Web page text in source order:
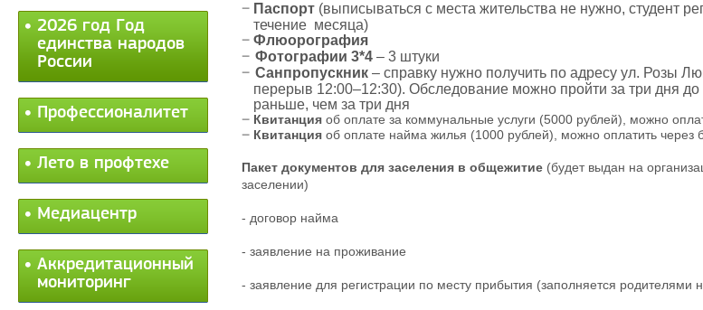
2026 год Год
единства народов
России
Профессионалитет
Лето в профтехе
Медиацентр
Аккредитационный
мониторинг
Паспорт (выписываться с места жительства не нужно, студент
течение месяца)
Флюорография
Фотографии 3*4 – 3 штуки
Санпропускник – справку нужно получить по адресу ул. Розы
перерыв 12:00–12:30). Обследование можно пройти за три дня до
раньше, чем за три дня
Квитанция об оплате за коммунальные услуги (5000 рублей), можно
Квитанция об оплате найма жилья (1000 рублей), можно оплатить через
Пакет документов для заселения в общежитие (будет выдан на
заселении)
- договор найма
- заявление на проживание
- заявление для регистрации по месту прибытия (заполняется родителями